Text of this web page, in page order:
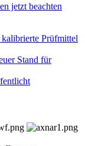
jetzt beachten
Prüfmittel
Stand für